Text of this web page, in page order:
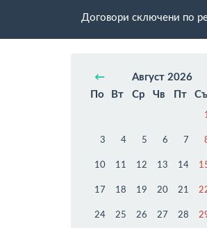
Договори сключени по
← Август 2026
По
Вт Ср Чв Пт Съ
3 4 5 6 7
10 11 12 13 14
17 18 19 20 21
24 25 26 27 28